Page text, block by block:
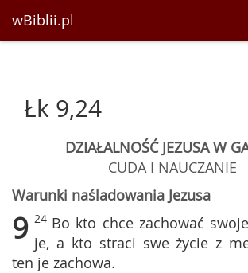
wBiblii.pl
Łk 9,24
DZIAŁALNOŚĆ JEZUSA W
CUDA I NAUCZANIE
Warunki naśladowania Jezusa
9 24 Bo kto chce zachować
je, a kto straci swe życie z
ten je zachowa.